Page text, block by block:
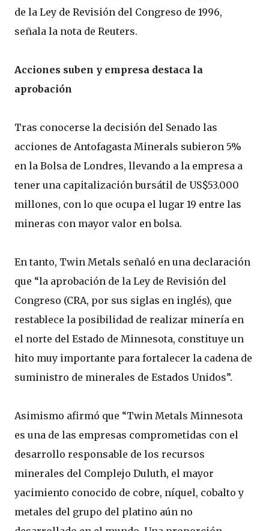
de la Ley de Revisión del Congreso de 1996,
señala la nota de Reuters.
Acciones suben y empresa destaca la
aprobación
Tras conocerse la decisión del Senado las
acciones de Antofagasta Minerals subieron 5%
en la Bolsa de Londres, llevando a la empresa a
tener una capitalización bursátil de US$53.000
millones, con lo que ocupa el lugar 19 entre las
mineras con mayor valor en bolsa.
En tanto, Twin Metals señaló en una declaración
que “la aprobación de la Ley de Revisión del
Congreso (CRA, por sus siglas en inglés), que
restablece la posibilidad de realizar minería en
el norte del Estado de Minnesota, constituye un
hito muy importante para fortalecer la cadena de
suministro de minerales de Estados Unidos”.
Asimismo afirmó que “Twin Metals Minnesota
es una de las empresas comprometidas con el
desarrollo responsable de los recursos
minerales del Complejo Duluth, el mayor
yacimiento conocido de cobre, níquel, cobalto y
metales del grupo del platino aún no